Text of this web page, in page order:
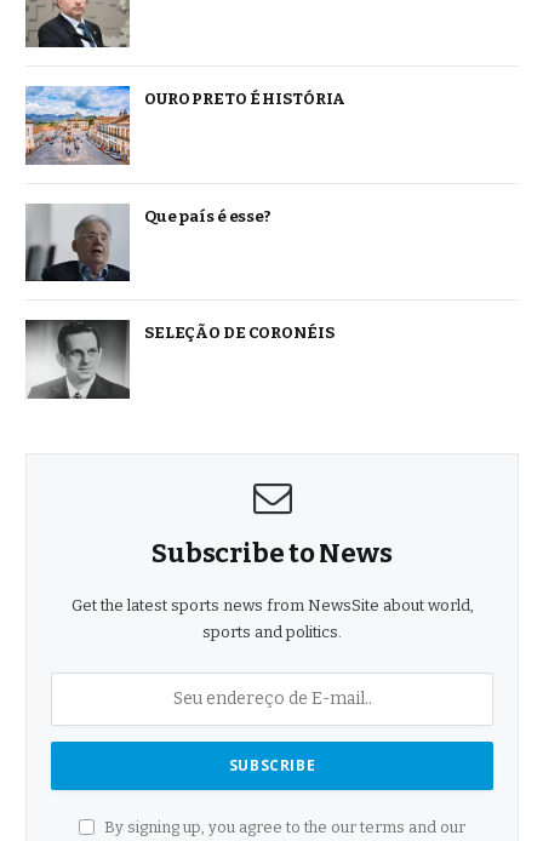
OURO PRETO É HISTÓRIA
Que país é esse?
SELEÇÃO DE CORONÉIS
Subscribe to News
Get the latest sports news from NewsSite about world,
sports and politics.
By signing up, you agree to the our terms and our